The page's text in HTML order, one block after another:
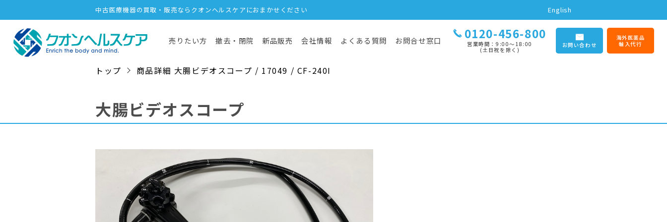
中古医療機器の買取・販売ならクオンヘルスケアにおまかせください English
売りたい方 撤去・閉院 新品販売 会社情報 よくある質問 お問合せ窓口 0120-456-800
営業時間：9:00〜18:00
(土日祝を除く)
お問い合わせ
海外医薬品
輸入代行
トップ 商品詳細 大腸ビデオスコープ / 17049 / CF-240I
大腸ビデオスコープ